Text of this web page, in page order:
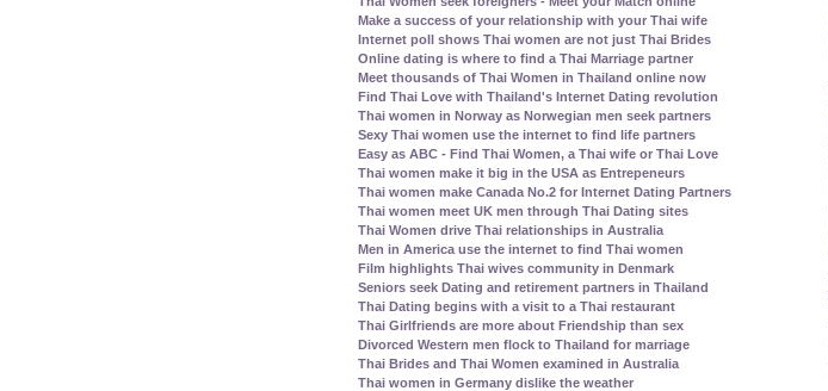
Make a success of your relationship with your Thai wife
Internet poll shows Thai women are not just Thai Brides
Online dating is where to find a Thai Marriage partner
Meet thousands of Thai Women in Thailand online now
Find Thai Love with Thailand's Internet Dating revolution
Thai women in Norway as Norwegian men seek partners
Sexy Thai women use the internet to find life partners
Easy as ABC - Find Thai Women, a Thai wife or Thai Love
Thai women make it big in the USA as Entrepeneurs
Thai women make Canada No.2 for Internet Dating Partners
Thai women meet UK men through Thai Dating sites
Thai Women drive Thai relationships in Australia
Men in America use the internet to find Thai women
Film highlights Thai wives community in Denmark
Seniors seek Dating and retirement partners in Thailand
Thai Dating begins with a visit to a Thai restaurant
Thai Girlfriends are more about Friendship than sex
Divorced Western men flock to Thailand for marriage
Thai Brides and Thai Women examined in Australia
Thai women in Germany dislike the weather